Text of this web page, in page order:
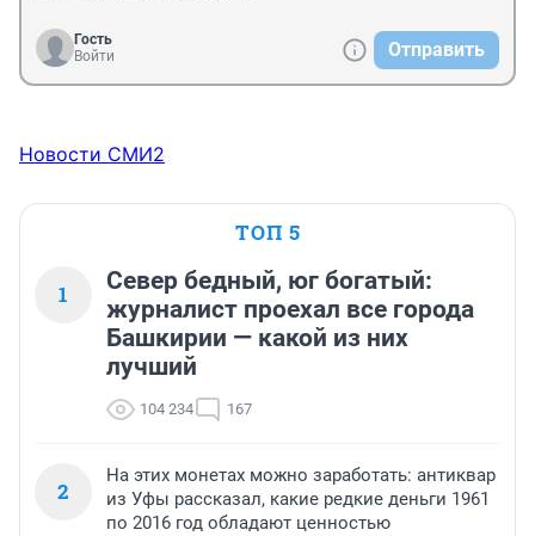
Гость
Войти
Отправить
Новости СМИ2
ТОП 5
1
Север бедный, юг богатый:
журналист проехал все города
Башкирии — какой из них
лучший
104 234 167
2
На этих монетах можно заработать: антиквар
из Уфы рассказал, какие редкие деньги 1961
по 2016 год обладают ценностью